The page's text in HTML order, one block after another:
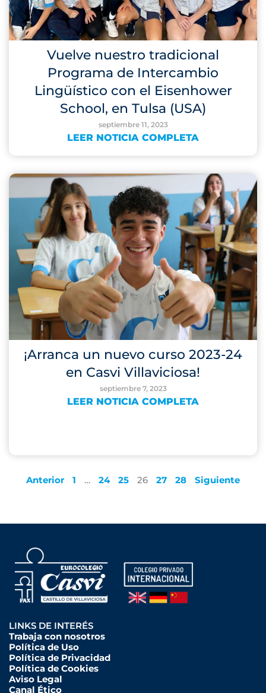
Vuelve nuestro tradicional
Programa de Intercambio
Lingüístico con el Eisenhower
School, en Tulsa (USA)
septiembre 11, 2023
LEER NOTICIA COMPLETA
¡Arranca un nuevo curso 2023-24
en Casvi Villaviciosa!
septiembre 7, 2023
LEER NOTICIA COMPLETA
Anterior 1 … 24 25 26 27 28 Siguiente
LINKS DE INTERÉS
Trabaja con nosotros
Política de Uso
Política de Privacidad
Política de Cookies
Aviso Legal
Canal Ético